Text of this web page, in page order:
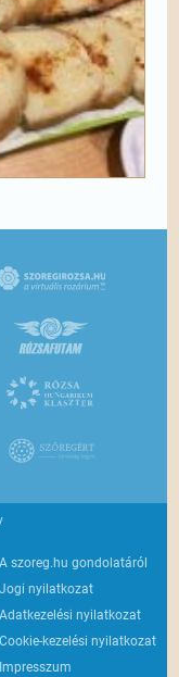
A szoreg.hu gondolatáról
Jogi nyilatkozat
Adatkezelési nyilatkozat
Cookie-kezelési nyilatkozat
Impresszum